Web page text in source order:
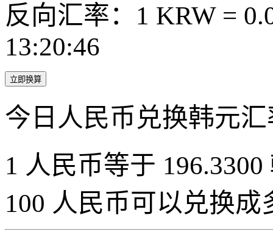
反向汇率：1 KRW =
13:20:46
立即换算
今日人民币兑换韩元
1 人民币等于
100 人民币可以兑换成